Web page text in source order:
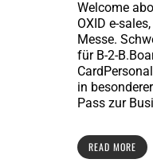
Welcome
OXID e-
Messe.
für B-2-
in
Pass zur
READ MORE